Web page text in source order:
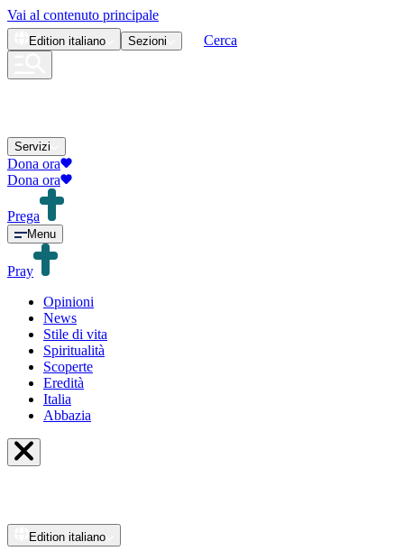
Vai al contenuto principale
Edition italiano Sezioni Cerca
Servizi
Dona ora
Dona ora
Prega
Menu
Pray
Opinioni
News
Stile di vita
Spiritualità
Scoperte
Eredità
Italia
Abbazia
Edition italiano